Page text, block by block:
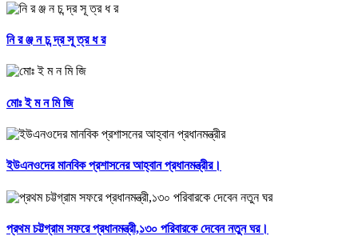
নি র ঞ্জ ন চ ন্দ্র সূ ত্র ধ র
মোঃ ই ম ন মি জি
ইউএনওদের মানবিক প্রশাসনের আহ্বান প্রধানমন্ত্রীর।
প্রথম চট্টগ্রাম সফরে প্রধানমন্ত্রী,১৩০ পরিবারকে দেবেন নতুন ঘর।